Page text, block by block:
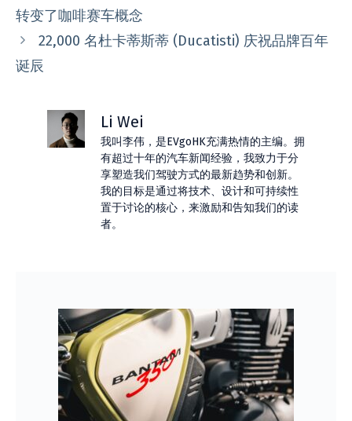
转变了咖啡赛车概念
22,000 名杜卡蒂斯蒂 (Ducatisti) 庆祝品牌百年
诞辰
Li Wei
我叫李伟，是EVgoHK充满热情的主编。拥
有超过十年的汽车新闻经验，我致力于分
享塑造我们驾驶方式的最新趋势和创新。
我的目标是通过将技术、设计和可持续性
置于讨论的核心，来激励和告知我们的读
者。